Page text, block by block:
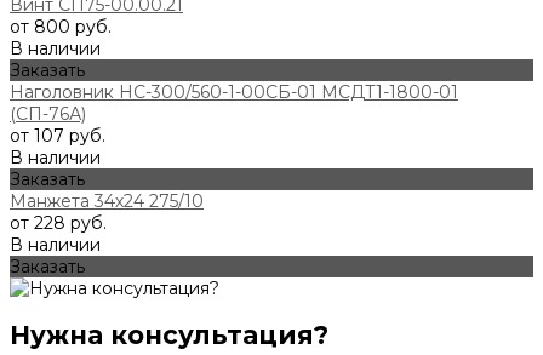
Винт СП75-00.00.21
от 800 руб.
В наличии
Заказать
Наголовник НС-300/560-1-00СБ-01 МСДТ1-1800-01
(СП-76А)
от 107 руб.
В наличии
Заказать
Манжета 34х24 275/10
от 228 руб.
В наличии
Заказать
Нужна консультация?